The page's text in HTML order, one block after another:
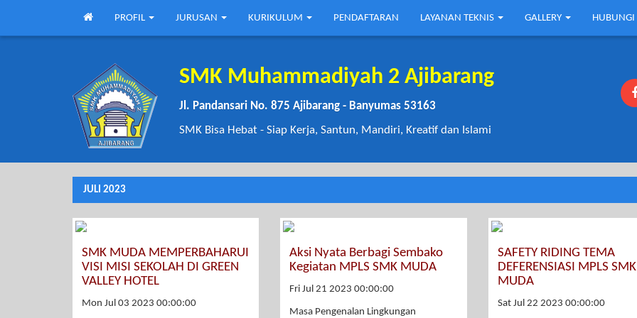
PROFIL JURUSAN KURIKULUM PENDAFTARAN LAYANAN TEKNIS GALLERY
SMK Muhammadiyah 2 Ajibarang
Jl. Pandansari No. 875 Ajibarang - Banyumas 53163
SMK Bisa Hebat - Siap Kerja, Santun, Mandiri, Kreatif dan Islami
JULI 2023
SMK MUDA MEMPERBAHARUI
VISI MISI SEKOLAH DI GREEN
VALLEY HOTEL
Mon Jul 03 2023 00:00:00
Aksi Nyata Berbagi Sembako
Kegiatan MPLS SMK MUDA
Fri Jul 21 2023 00:00:00
Masa Pengenalan Lingkungan
SAFETY RIDING TEMA
DEFERENSIASI MPLS SMK
MUDA
Sat Jul 22 2023 00:00:00